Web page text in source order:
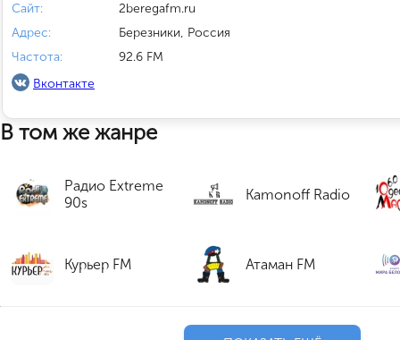
Сайт:
2beregafm.ru
Адрес:
Березники, Россия
Частота:
92.6 FM
Вконтакте
В том же жанре
Радио Extreme
90s
Kamonoff Radio
Курьер FM Атаман FM